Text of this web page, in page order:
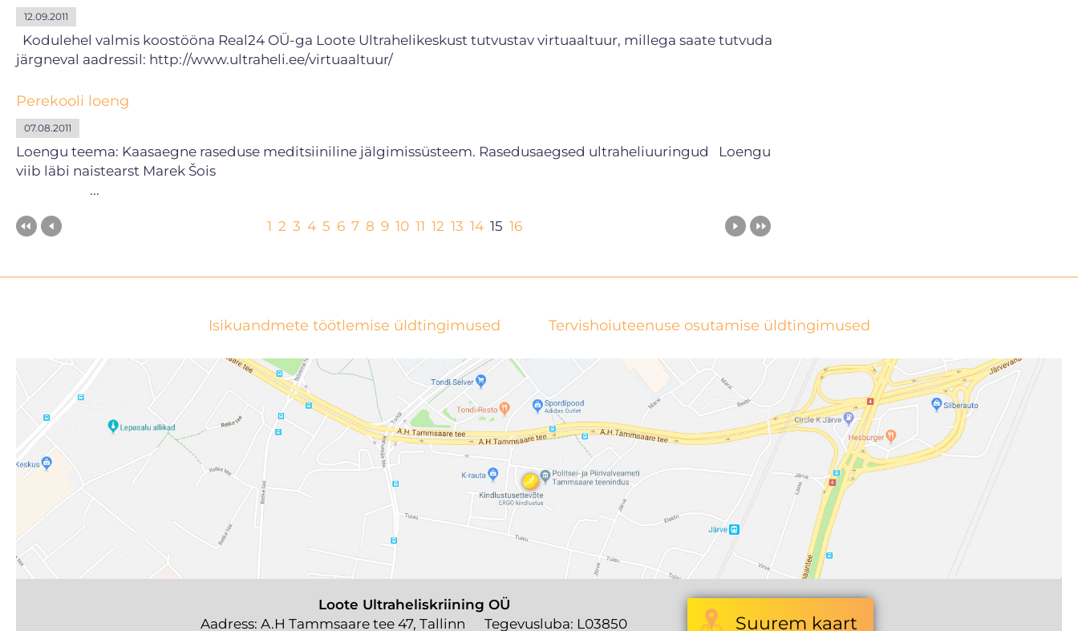
12.09.2011
Kodulehel valmis koostööna Real24 OÜ-ga Loote Ultrahelikeskust tutvustav virtuaaltuur, millega saate tutvuda
järgneval aadressil: http://www.ultraheli.ee/virtuaaltuur/
Perekooli loeng
07.08.2011
Loengu teema: Kaasaegne raseduse meditsiiniline jälgimissüsteem. Rasedusaegsed ultraheliuuringud Loengu
viib läbi naistearst Marek Šois
...
1 2 3 4 5 6 7 8 9 10 11 12 13 14 15 16
Isikuandmete töötlemise üldtingimused Tervishoiuteenuse osutamise üldtingimused
Loote Ultraheliskriining OÜ
Aadress: A.H Tammsaare tee 47, Tallinn
Tegevusluba: L03850 Suurem kaart